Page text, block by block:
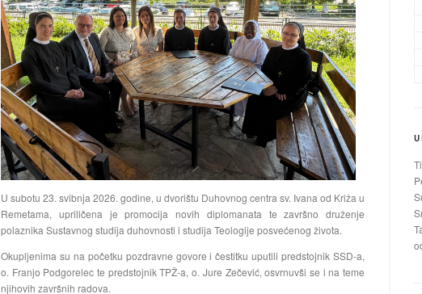
U subotu 23. svibnja 2026. godine, u dvorištu Duhovnog centra sv. Ivana od Križa u
Remetama, upriličena je promocija novih diplomanata te završno druženje
polaznika Sustavnog studija duhovnosti i studija Teologije posvećenog života.
Okupljenima su na početku pozdravne govore i čestitku uputili predstojnik SSD-a,
o. Franjo Podgorelec te predstojnik TPŽ-a, o. Jure Zečević, osvrnuvši se i na teme
njihovih završnih radova.